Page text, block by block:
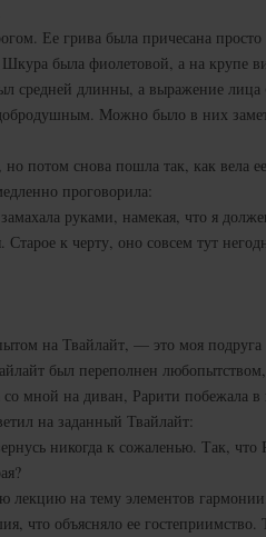
Ее грива была причесана
была фиолетовой, а на крупе
средней длинны, а выражение лица
Можно было в них
потом снова пошла так, как вела
проговорила:
руками, намекая, что я
к черту, оно совсем тут
на Твайлайт, — это моя подруга
был переполнен
мной на диван, Рарити побежала
на заданный Твайлайт:
никогда к сожаленью. Так,
лекцию на тему элементов
что объясняло ее